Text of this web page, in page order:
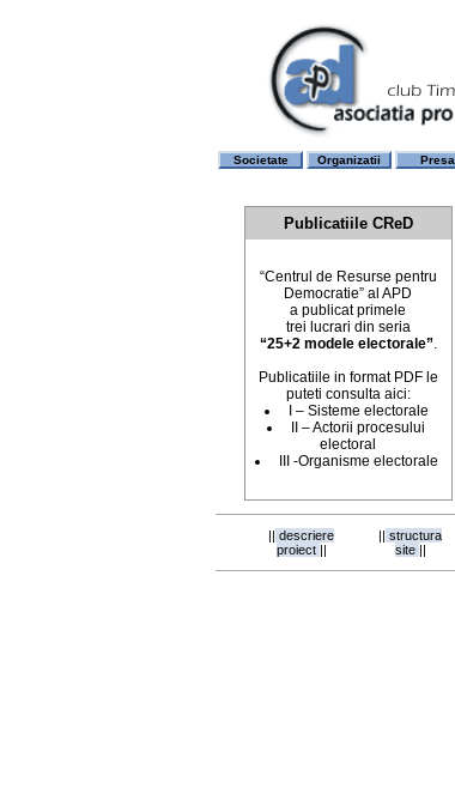
Societate Organizatii Presa
Publicatiile CReD
“Centrul de Resurse pentru
Democratie” al APD
a publicat primele
trei lucrari din seria
“25+2 modele electorale”.
Publicatiile in format PDF le
puteti consulta aici:
I – Sisteme electorale
II – Actorii procesului
electoral
III -Organisme electorale
|| descriere
proiect ||
|| structura
site ||